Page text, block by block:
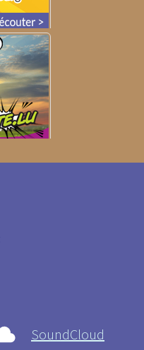
SoundCloud